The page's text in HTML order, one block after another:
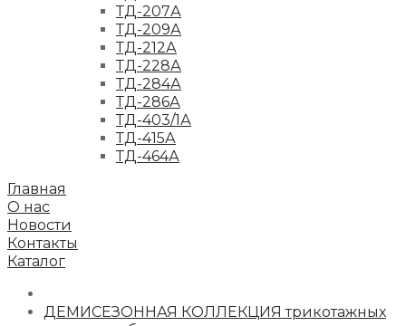
ТД-207А
ТД-209А
ТД-212А
ТД-228А
ТД-284А
ТД-286А
ТД-403/1А
ТД-415А
ТД-464А
Главная
О нас
Новости
Контакты
Каталог
ДЕМИСЕЗОННАЯ КОЛЛЕКЦИЯ трикотажных